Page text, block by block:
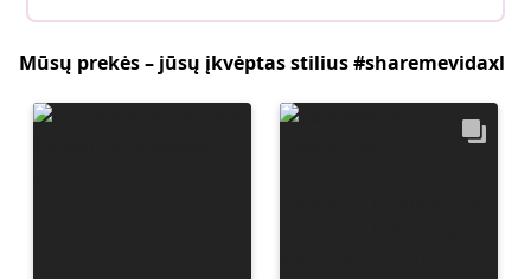
Mūsų prekės – jūsų įkvėptas stilius #sharemevidaxl